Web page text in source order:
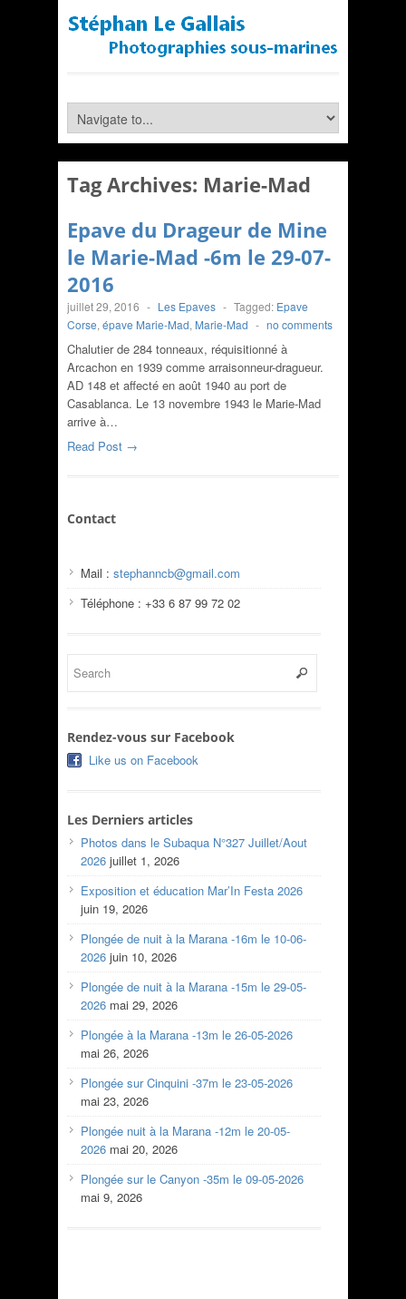
Tag Archives: Marie-Mad
Epave du Drageur de Mine
le Marie-Mad -6m le 29-07-
2016
juillet 29, 2016 - Les Epaves - Tagged: Epave
Corse, épave Marie-Mad, Marie-Mad - no comments
Chalutier de 284 tonneaux, réquisitionné à
Arcachon en 1939 comme arraisonneur-dragueur.
AD 148 et affecté en août 1940 au port de
Casablanca. Le 13 novembre 1943 le Marie-Mad
arrive à…
Read Post →
Contact
Mail : stephanncb@gmail.com
Téléphone : +33 6 87 99 72 02
Rendez-vous sur Facebook
Like us on Facebook
Les Derniers articles
Photos dans le Subaqua N°327 Juillet/Aout
2026 juillet 1, 2026
Exposition et éducation Mar’In Festa 2026
juin 19, 2026
Plongée de nuit à la Marana -16m le 10-06-
2026 juin 10, 2026
Plongée de nuit à la Marana -15m le 29-05-
2026 mai 29, 2026
Plongée à la Marana -13m le 26-05-2026
mai 26, 2026
Plongée sur Cinquini -37m le 23-05-2026
mai 23, 2026
Plongée nuit à la Marana -12m le 20-05-
2026 mai 20, 2026
Plongée sur le Canyon -35m le 09-05-2026
mai 9, 2026